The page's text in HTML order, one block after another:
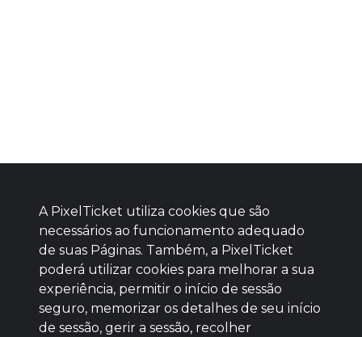
Baixe agora nosso app
A PixelTicket utiliza cookies que são
necessários ao funcionamento adequado
de suas Páginas. Também, a PixelTicket
poderá utilizar cookies para melhorar a sua
experiência, permitir o início de sessão
seguro, memorizar os detalhes de seu início
de sessão, gerir a sessão, recolher